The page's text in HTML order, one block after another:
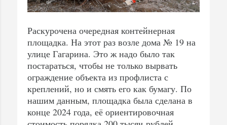
Раскурочена очередная контейнерная
площадка. На этот раз возле дома № 19 на
улице Гагарина. Это ж надо было так
постараться, чтобы не только вырвать
ограждение объекта из профлиста с
креплений, но и смять его как бумагу. По
нашим данным, площадка была сделана в
конце 2024 года, её ориентировочная